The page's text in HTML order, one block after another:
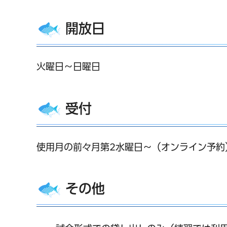
開放日
火曜日～日曜日
受付
使用月の前々月第2水曜日～（オンライン予約
その他